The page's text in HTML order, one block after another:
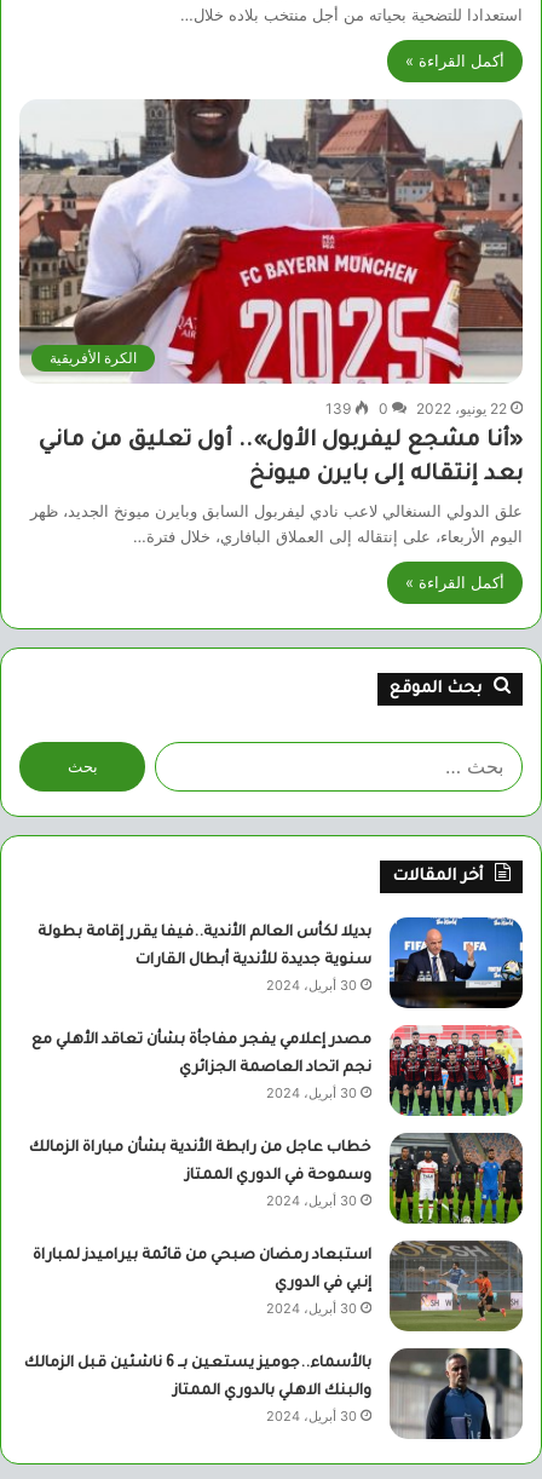
استعدادا للتضحية بحياته من أجل منتخب بلاده خلال…
أكمل القراءة »
الكرة الأفريقية
22 يونيو، 2022 0
139
«أنا مشجع ليفربول الأول».. أول تعليق من ماني
بعد إنتقاله إلى بايرن ميونخ
علق الدولي السنغالي لاعب نادي ليفربول السابق وبايرن ميونخ الجديد، ظهر
اليوم الأربعاء، على إنتقاله إلى العملاق البافاري، خلال فترة…
أكمل القراءة »
بحث الموقع
البحث
عن:
أخر المقالات
بديلا لكأس العالم الأندية..فيفا يقرر إقامة بطولة
سنوية جديدة للأندية أبطال القارات
30 أبريل، 2024
مصدر إعلامي يفجر مفاجأة بشأن تعاقد الأهلي مع
نجم اتحاد العاصمة الجزائري
30 أبريل، 2024
خطاب عاجل من رابطة الأندية بشأن مباراة الزمالك
وسموحة في الدوري الممتاز
30 أبريل، 2024
استبعاد رمضان صبحي من قائمة بيراميدز لمباراة
إنبي في الدوري
30 أبريل، 2024
بالأسماء..جوميز يستعين بــ 6 ناشئين قبل الزمالك
والبنك الاهلي بالدوري الممتاز
30 أبريل، 2024